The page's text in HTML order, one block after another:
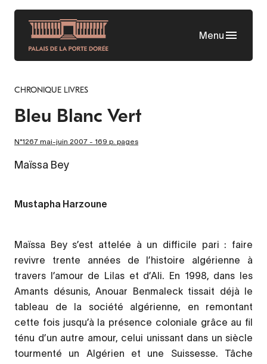
Aller
contenu
principal
Menu
CHRONIQUE LIVRES
Bleu Blanc Vert
N°1267 mai-juin 2007 - 169 p. pages
Maïssa Bey
Mustapha Harzoune
Maïssa Bey s’est attelée à un difficile pari : faire
revivre trente années de l’histoire algérienne à
travers l’amour de Lilas et d’Ali. En 1998, dans les
Amants désunis, Anouar Benmaleck tissait déjà le
tableau de la société algérienne, en remontant
cette fois jusqu’à la présence coloniale grâce au fil
ténu d’un autre amour, celui unissant dans un siècle
tourmenté un Algérien et une Suissesse. Tâche